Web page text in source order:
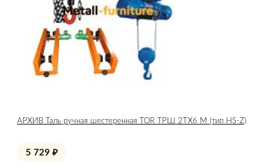
АРХИВ Таль ручная шестеренная TOR ТРШ 2ТХ6 М (тип HS-Z)
5 729 ₽